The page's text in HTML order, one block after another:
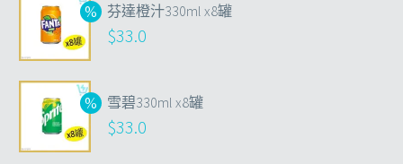
芬達橙汁330ml x8罐
$33.0
雪碧330ml x8罐
$33.0